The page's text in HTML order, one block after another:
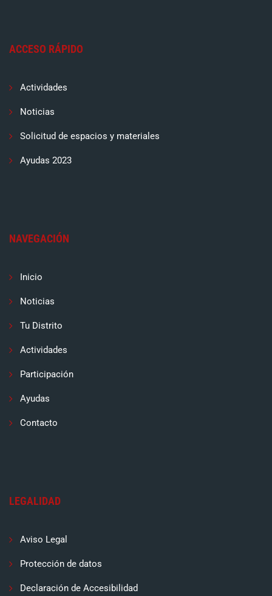
ACCESO RÁPIDO
Actividades
Noticias
Solicitud de espacios y materiales
Ayudas 2023
NAVEGACIÓN
Inicio
Noticias
Tu Distrito
Actividades
Participación
Ayudas
Contacto
LEGALIDAD
Aviso Legal
Protección de datos
Declaración de Accesibilidad